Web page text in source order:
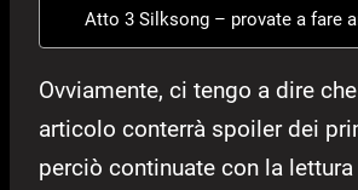
Atto 3 Silksong – provate a fare
Ovviamente, ci tengo a dire
articolo conterrà spoiler dei
perciò continuate con la